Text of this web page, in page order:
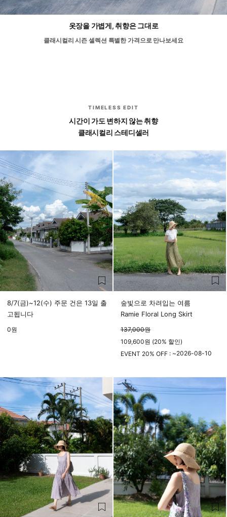
옷장을 가볍게, 취향은 그대로
클래시컬리 시즌 셀렉션 특별한 가격으로 만나보세요
TIMELESS EDIT
시간이 가도 변하지 않는 취향
클래시컬리 스테디셀러
8/7(금)~12(수) 주문 건은 13일 출
고됩니다
0원
숲빛으로 차려입는 여름
Ramie Floral Long Skirt
137,000원
109,600원 (20% 할인)
EVENT 20% OFF : ~2026-08-10